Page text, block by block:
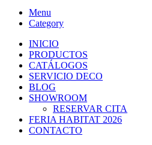
Menu
Category
INICIO
PRODUCTOS
CATÁLOGOS
SERVICIO DECO
BLOG
SHOWROOM
RESERVAR CITA
FERIA HABITAT 2026
CONTACTO